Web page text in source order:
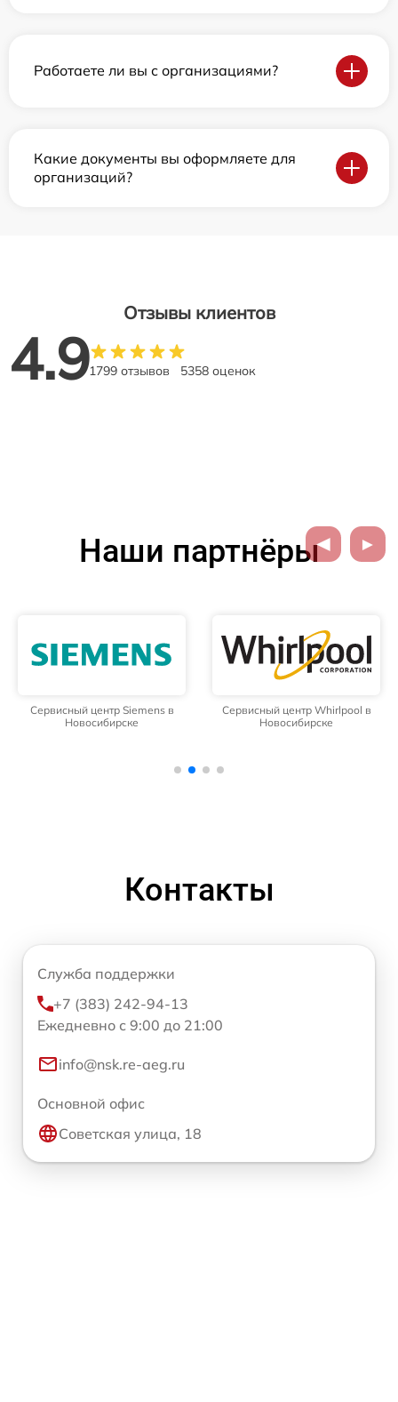
Работаете ли вы с организациями?
Какие документы вы оформляете для
организаций?
Отзывы клиентов
4.91799 отзывов 5358 оценок
Наши партнёры
Сервисный центр Siemens в
Новосибирске
Сервисный центр Whirlpool в
Новосибирске
Контакты
Служба поддержки
+7 (383) 242-94-13
Ежедневно с 9:00 до 21:00
info@nsk.re-aeg.ru
Основной офис
Советская улица, 18